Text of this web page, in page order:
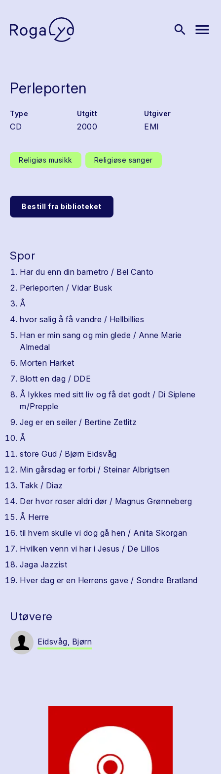
search menu
Perleporten
Type
CD
Utgitt
2000
Utgiver
EMI
Religiøs musikk Religiøse sanger
Bestill fra biblioteket
Spor
Har du enn din barnetro / Bel Canto
Perleporten / Vidar Busk
Å
hvor salig å få vandre / Hellbillies
Han er min sang og min glede / Anne Marie
Almedal
Morten Harket
Blott en dag / DDE
Å lykkes med sitt liv og få det godt / Di Siplene
m/Prepple
Jeg er en seiler / Bertine Zetlitz
Å
store Gud / Bjørn Eidsvåg
Min gårsdag er forbi / Steinar Albrigtsen
Takk / Diaz
Der hvor roser aldri dør / Magnus Grønneberg
Å Herre
til hvem skulle vi dog gå hen / Anita Skorgan
Hvilken venn vi har i Jesus / De Lillos
Jaga Jazzist
Hver dag er en Herrens gave / Sondre Bratland
Utøvere
Eidsvåg, Bjørn